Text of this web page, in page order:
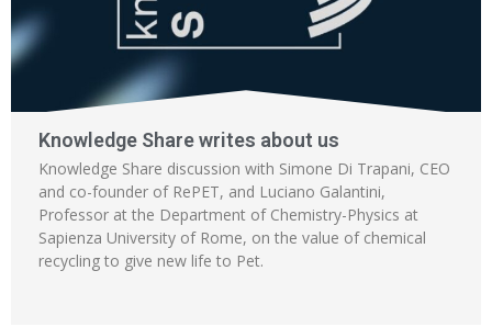
Knowledge Share writes about us
Knowledge Share discussion with Simone Di Trapani, CEO
and co-founder of RePET, and Luciano Galantini,
Professor at the Department of Chemistry-Physics at
Sapienza University of Rome, on the value of chemical
recycling to give new life to Pet.